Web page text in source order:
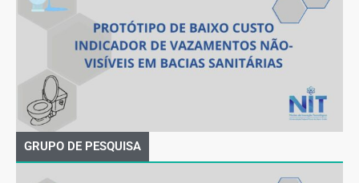
GRUPO DE PESQUISA